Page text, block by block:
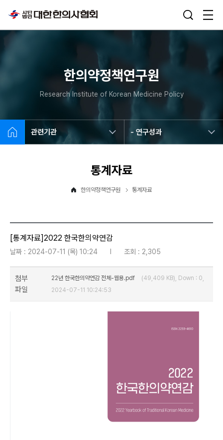
한의약정책연구원
Research Institute of Korean Medicine Policy
관련기관 - 연구성과
통계자료
한의약정책연구원 통계자료
[통계자료]2022 한국한의약연감
날짜 : 2024-07-11 (목) 10:24 조회 : 2,305
첨부
파일
22년 한국한의약연감 전체-웹용.pdf
(49,409 KB), Down : 0,
2024-07-11 10:24:53